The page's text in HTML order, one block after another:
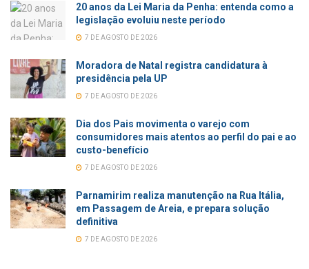
20 anos da Lei Maria da Penha: entenda como a
legislação evoluiu neste período
7 DE AGOSTO DE 2026
Moradora de Natal registra candidatura à
presidência pela UP
7 DE AGOSTO DE 2026
Dia dos Pais movimenta o varejo com
consumidores mais atentos ao perfil do pai e ao
custo-benefício
7 DE AGOSTO DE 2026
Parnamirim realiza manutenção na Rua Itália,
em Passagem de Areia, e prepara solução
definitiva
7 DE AGOSTO DE 2026